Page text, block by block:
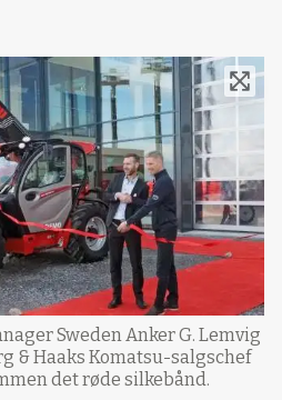
Sweden Anker G. Lemvig
& Haaks Komatsu-salgschef
det røde silkebånd.